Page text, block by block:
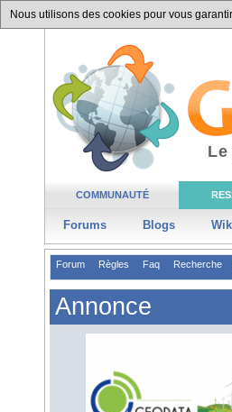
Nous utilisons des cookies pour vous
COMMUNAUTÉ
Forums Blogs
Forum Règles Faq Recherche
Annonce